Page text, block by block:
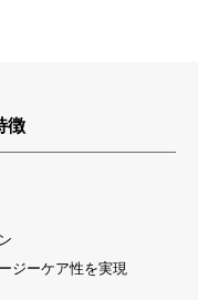
徴
ジーケア性を実現